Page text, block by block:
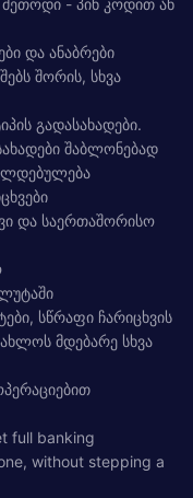
და ანაბრები
შორის, სხვა
გადასახადები.
შაბლონებად
და საერთაშორისო
სწრაფი ჩარიცხვის
მდებარე სხვა
full banking
without stepping a